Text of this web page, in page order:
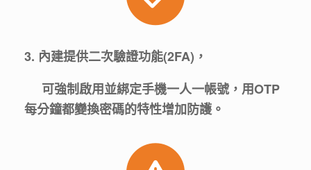
3. 內建提供二次驗證功能(2FA)，
可強制啟用並綁定手機一人一帳號， 用OTP
每分鐘都變換密碼的特性增加防護。